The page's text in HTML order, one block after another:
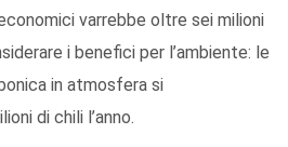
varrebbe oltre sei milioni
i benefici per l’ambiente: le
in atmosfera si
di chili l’anno.